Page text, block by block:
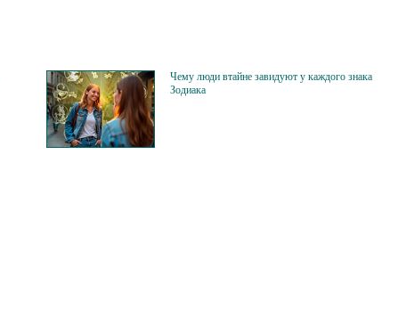
Чему люди втайне завидуют у каждого знака
Зодиака